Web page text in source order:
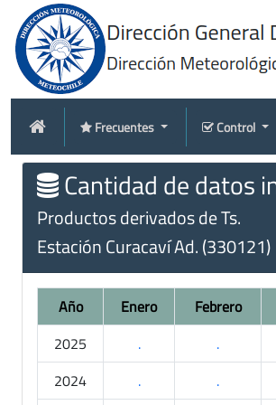
Frecuentes Control
Cantidad de datos
Productos derivados de Ts.
Estación Curacaví Ad. (330121)
Año Enero Febrero
2025
. .
2024
. .